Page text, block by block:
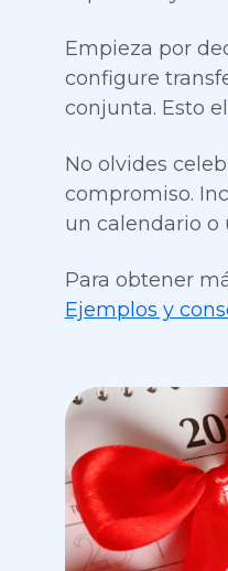
Empieza por
configure
conjunta. Esto
No olvides
compromiso.
un calendario o
Para obtener
Ejemplos y